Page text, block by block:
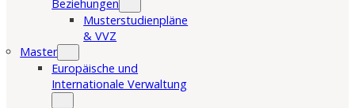
Beziehungen
Musterstudienpläne
& VVZ
Master
Europäische und
Internationale Verwaltung